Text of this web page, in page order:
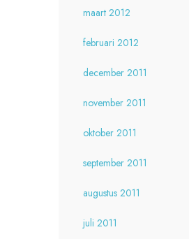
maart 2012
februari 2012
december 2011
november 2011
oktober 2011
september 2011
augustus 2011
juli 2011